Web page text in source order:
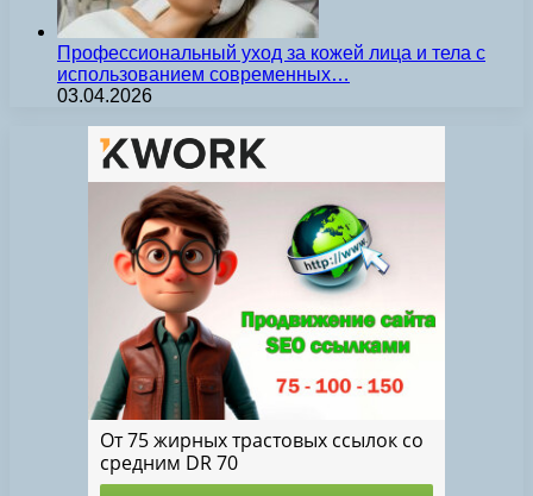
Профессиональный уход за кожей лица и тела с
использованием современных…
03.04.2026